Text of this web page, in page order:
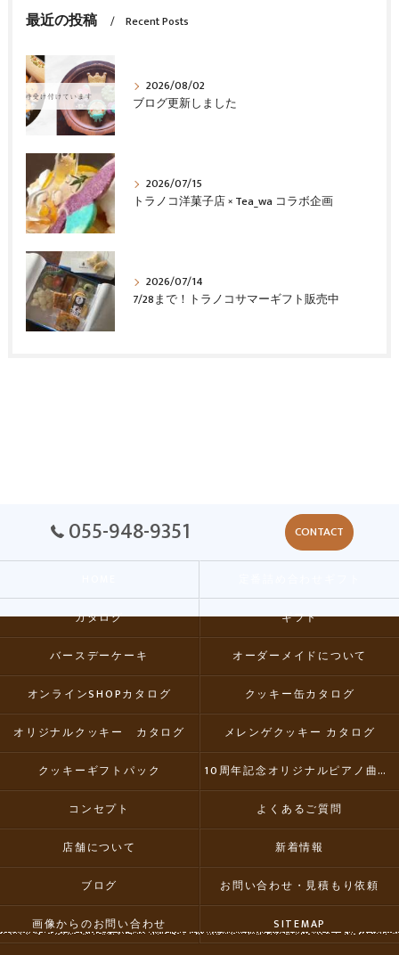
最近の投稿 Recent Posts
2026/08/02
ブログ更新しました
2026/07/15
トラノコ洋菓子店 × Tea_wa コラボ企画
2026/07/14
7/28まで！トラノコサマーギフト販売中
055-948-9351 CONTACT
カタログ ギフト
バースデーケーキ オーダーメイドについて
オンラインSHOPカタログ クッキー缶カタログ
オリジナルクッキー カタログ メレンゲクッキー カタログ
クッキーギフトパック 10周年記念オリジナルピアノ曲集CD
コンセプト よくあるご質問
店舗について 新着情報
ブログ お問い合わせ・見積もり依頼
画像からのお問い合わせ SITEMAP